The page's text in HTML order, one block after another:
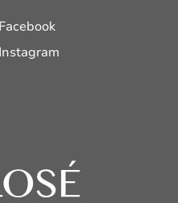
Facebook
Instagram